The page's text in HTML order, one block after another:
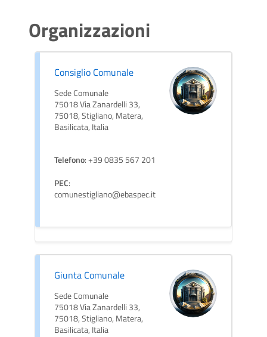
Organizzazioni
Consiglio Comunale
Sede Comunale
75018 Via Zanardelli 33,
75018, Stigliano, Matera,
Basilicata, Italia
Telefono: +39 0835 567 201
PEC:
comunestigliano@ebaspec.it
Giunta Comunale
Sede Comunale
75018 Via Zanardelli 33,
75018, Stigliano, Matera,
Basilicata, Italia